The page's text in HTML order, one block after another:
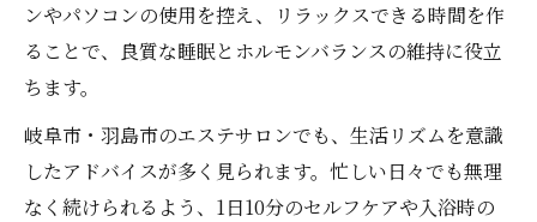
ンやパソコンの使用を控え、リラックスできる時間を作
ることで、良質な睡眠とホルモンバランスの維持に役立
ちます。
岐阜市・羽島市のエステサロンでも、生活リズムを意識
したアドバイスが多く見られます。忙しい日々でも無理
なく続けられるよう、1日10分のセルフケアや入浴時の